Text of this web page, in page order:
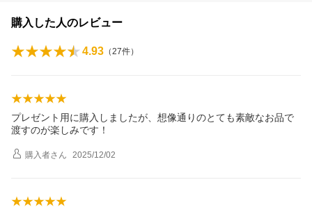
購入した人のレビュー
4.93 （27件）
プレゼント用に購入しましたが、想像通りのとても素敵なお品で
渡すのが楽しみです！
購入者さん 2025/12/02